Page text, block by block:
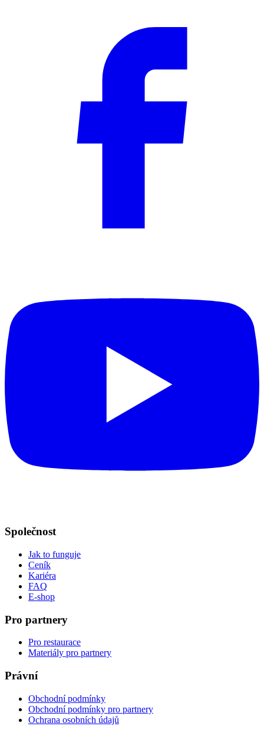
Společnost
Jak to funguje
Ceník
Kariéra
FAQ
E-shop
Pro partnery
Pro restaurace
Materiály pro partnery
Právní
Obchodní podmínky
Obchodní podmínky pro partnery
Ochrana osobních údajů